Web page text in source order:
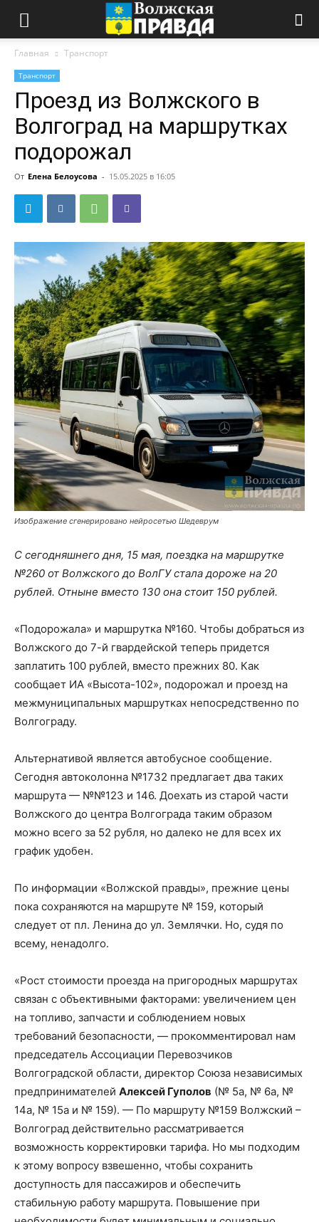
Главная Транспорт
Транспорт
Проезд из Волжского в
Волгоград на маршрутках
подорожал
От Елена Белоусова - 15.05.2025 в 16:05
Изображение сгенерировано нейросетью Шедеврум
С сегодняшнего дня, 15 мая, поездка на маршрутке
№260 от Волжского до ВолГУ стала дороже на 20
рублей. Отныне вместо 130 она стоит 150 рублей.
«Подорожала» и маршрутка №160. Чтобы добраться из
Волжского до 7-й гвардейской теперь придется
заплатить 100 рублей, вместо прежних 80. Как
сообщает ИА «Высота-102», подорожал и проезд на
межмуниципальных маршрутках непосредственно по
Волгограду.
Альтернативой является автобусное сообщение.
Сегодня автоколонна №1732 предлагает два таких
маршрута — №№123 и 146. Доехать из старой части
Волжского до центра Волгограда таким образом
можно всего за 52 рубля, но далеко не для всех их
график удобен.
По информации «Волжской правды», прежние цены
пока сохраняются на маршруте № 159, который
следует от пл. Ленина до ул. Землячки. Но, судя по
всему, ненадолго.
«Рост стоимости проезда на пригородных маршрутах
связан с объективными факторами: увеличением цен
на топливо, запчасти и соблюдением новых
требований безопасности, — прокомментировал нам
председатель Ассоциации Перевозчиков
Волгоградской области, директор Союза независимых
предпринимателей Алексей Гуполов (№ 5а, № 6а, №
14а, № 15а и № 159). — По маршруту №159 Волжский –
Волгоград действительно рассматривается
возможность корректировки тарифа. Но мы подходим
к этому вопросу взвешенно, чтобы сохранить
доступность для пассажиров и обеспечить
стабильную работу маршрута. Повышение при